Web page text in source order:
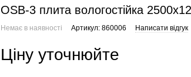
OSB-3 плита вологостійка
Немає в наявності Артикул: 860006 Написати відгук
Ціну уточнюйте